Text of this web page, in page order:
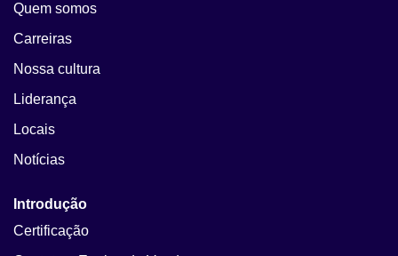
Quem somos
Carreiras
Nossa cultura
Liderança
Locais
Notícias
Introdução
Certificação